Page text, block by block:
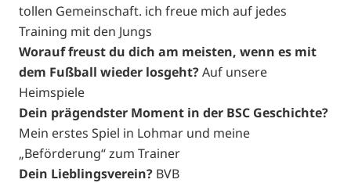
tollen Gemeinschaft. ich freue mich auf jedes
Training mit den Jungs
Worauf freust du dich am meisten, wenn es mit
dem Fußball wieder losgeht?Auf unsere
Heimspiele
Dein prägendster Moment in der BSC Geschichte?
Mein erstes Spiel in Lohmar und meine
„Beförderung“ zum Trainer
Dein Lieblingsverein? BVB